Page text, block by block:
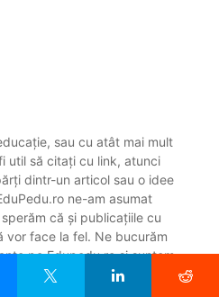
sau cu atât mai mult
util să citați cu link, atunci
dintr-un articol sau o idee
ne-am asumat
că și publicațiile cu
vor face la fel. Ne bucurăm
pe Edupedu.ro și suntem
noastră de a cita sursa